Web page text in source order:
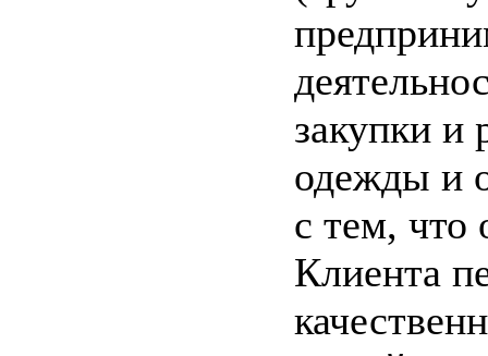
закупки и
одежды и
с тем, что
Клиента